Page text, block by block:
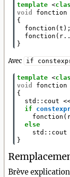
template <
void
fonction
{
fonction ( t );
fonction ( r
}
Avec if
template <
void
fonction
{
std :: cout
if
fonction (
else
std :: cout
}
Brève